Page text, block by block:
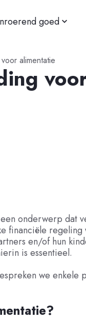
goed
alimentatie
onderwerp dat
financiële regeling
en/of hun
is essentieel.
we enkele